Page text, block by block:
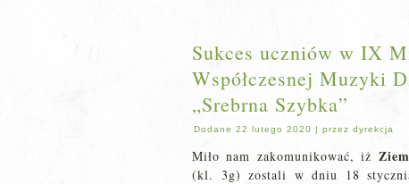
Sukces uczniów w IX
Współczesnej Muzyki
„Srebrna Szybka”
Dodane 22 lutego 2020 | przez dyrekcja
Miło nam zakomunikować, iż
(kl. 3g) zostali w dniu 18